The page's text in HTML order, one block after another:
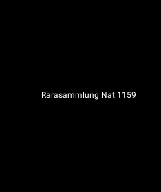
Rarasammlung Nat 1159